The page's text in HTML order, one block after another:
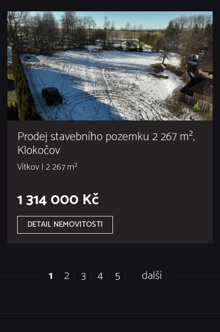
Prodej stavebního pozemku 2 267 m²,
Klokočov
Vítkov | 2 267 m²
1 314 000 Kč
DETAIL NEMOVITOSTI
1 2 3 4 5 další